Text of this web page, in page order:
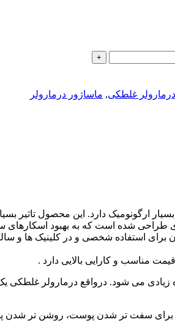
درمارولر غلطکی, ماساژور درمارولر
ارگونومیک دارد. این محصول
طراحی شده است که به بهبود
مناسب و کارایی بالایی دارد .
زیادی می شود. درواقع درمارولر
سفت تر شدن پوست، روشن تر شدن